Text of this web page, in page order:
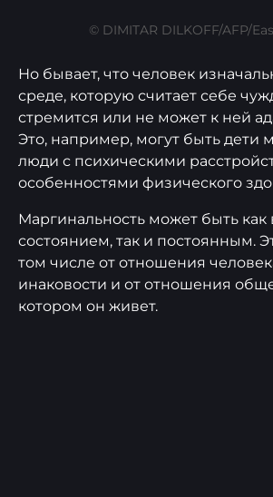
© DIMITAR DILKOFF/AFP/
Но бывает, что человек
среде, которую считает себе
стремится или не может к ней
Это, например, могут быть дети
люди с психическими
особенностями физического
Маргинальность может быть
состоянием, так и постоянным.
том числе от отношения
инаковости и от отношения
котором он живет.